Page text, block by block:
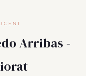
Arribas -